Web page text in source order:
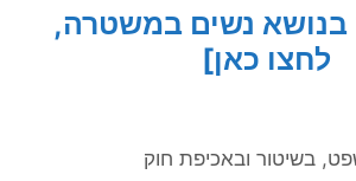
נשים במשטרה,
לחצו כאן]
בשיטור ובאכיפת חוק